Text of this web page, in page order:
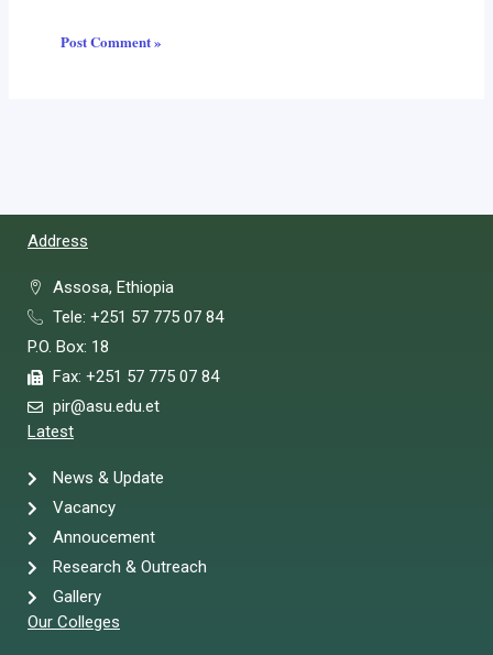
Address
Assosa, Ethiopia
Tele: +251 57 775 07 84
P.O. Box: 18
Fax: +251 57 775 07 84
pir@asu.edu.et
Latest
News & Update
Vacancy
Annoucement
Research & Outreach
Gallery
Our Colleges